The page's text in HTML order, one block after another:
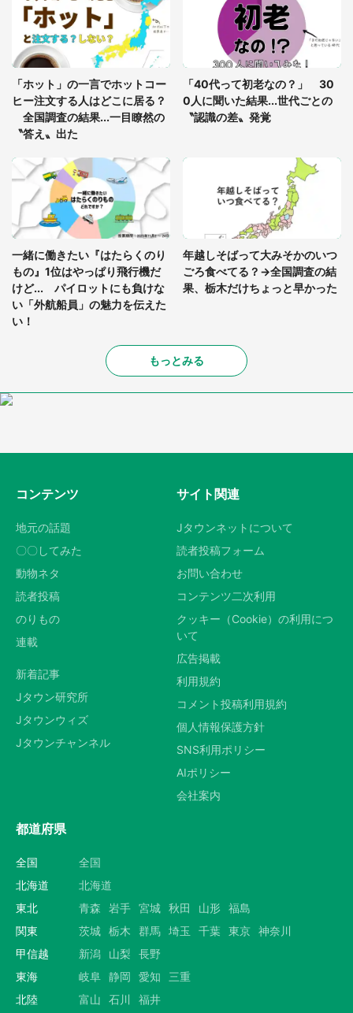
人驚がく 何が存在しないか、あなたはわかる？
「修学旅行に途中参加する娘を送って行ったら、真
っ暗な道で遭難状態。なんとか見つけた民家に助け
を求めると、住人の男性が...」
「ホット」の一言でホットコー
ヒー注文する人はどこに居る？
全国調査の結果...一目瞭然の
〝答え〟出た
「40代って初老なの？」 30
0人に聞いた結果...世代ごとの
〝認識の差〟発覚
一緒に働きたい『はたらくのり
もの』1位はやっぱり飛行機だ
けど... パイロットにも負けな
い「外航船員」の魅力を伝えた
い！
年越しそばって大みそかのいつ
ごろ食べてる？→全国調査の結
果、栃木だけちょっと早かった
もっとみる
コンテンツ
地元の話題
〇〇してみた
動物ネタ
読者投稿
のりもの
連載
新着記事
Jタウン研究所
Jタウンウィズ
Jタウンチャンネル
サイト関連
Jタウンネットについて
読者投稿フォーム
お問い合わせ
コンテンツ二次利用
クッキー（Cookie）の利用につ
いて
広告掲載
利用規約
コメント投稿利用規約
個人情報保護方針
SNS利用ポリシー
AIポリシー
会社案内
都道府県
全国
全国
北海道
北海道
東北
青森 岩手 宮城 秋田 山形 福島
関東
茨城 栃木 群馬 埼玉 千葉 東京 神奈川
甲信越
新潟 山梨
長野
東海
岐阜 静岡 愛知
三重
北陸
富山 石川 福井